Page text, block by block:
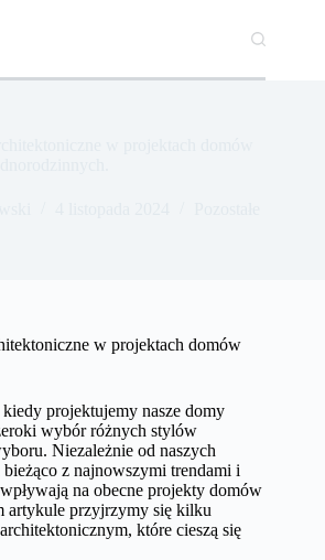
w projektach domów
projektujemy nasze domy
wybór różnych stylów
Niezależnie od naszych
z najnowszymi trendami i
na obecne projekty domów
artykule przyjrzymy się kilku
które cieszą się